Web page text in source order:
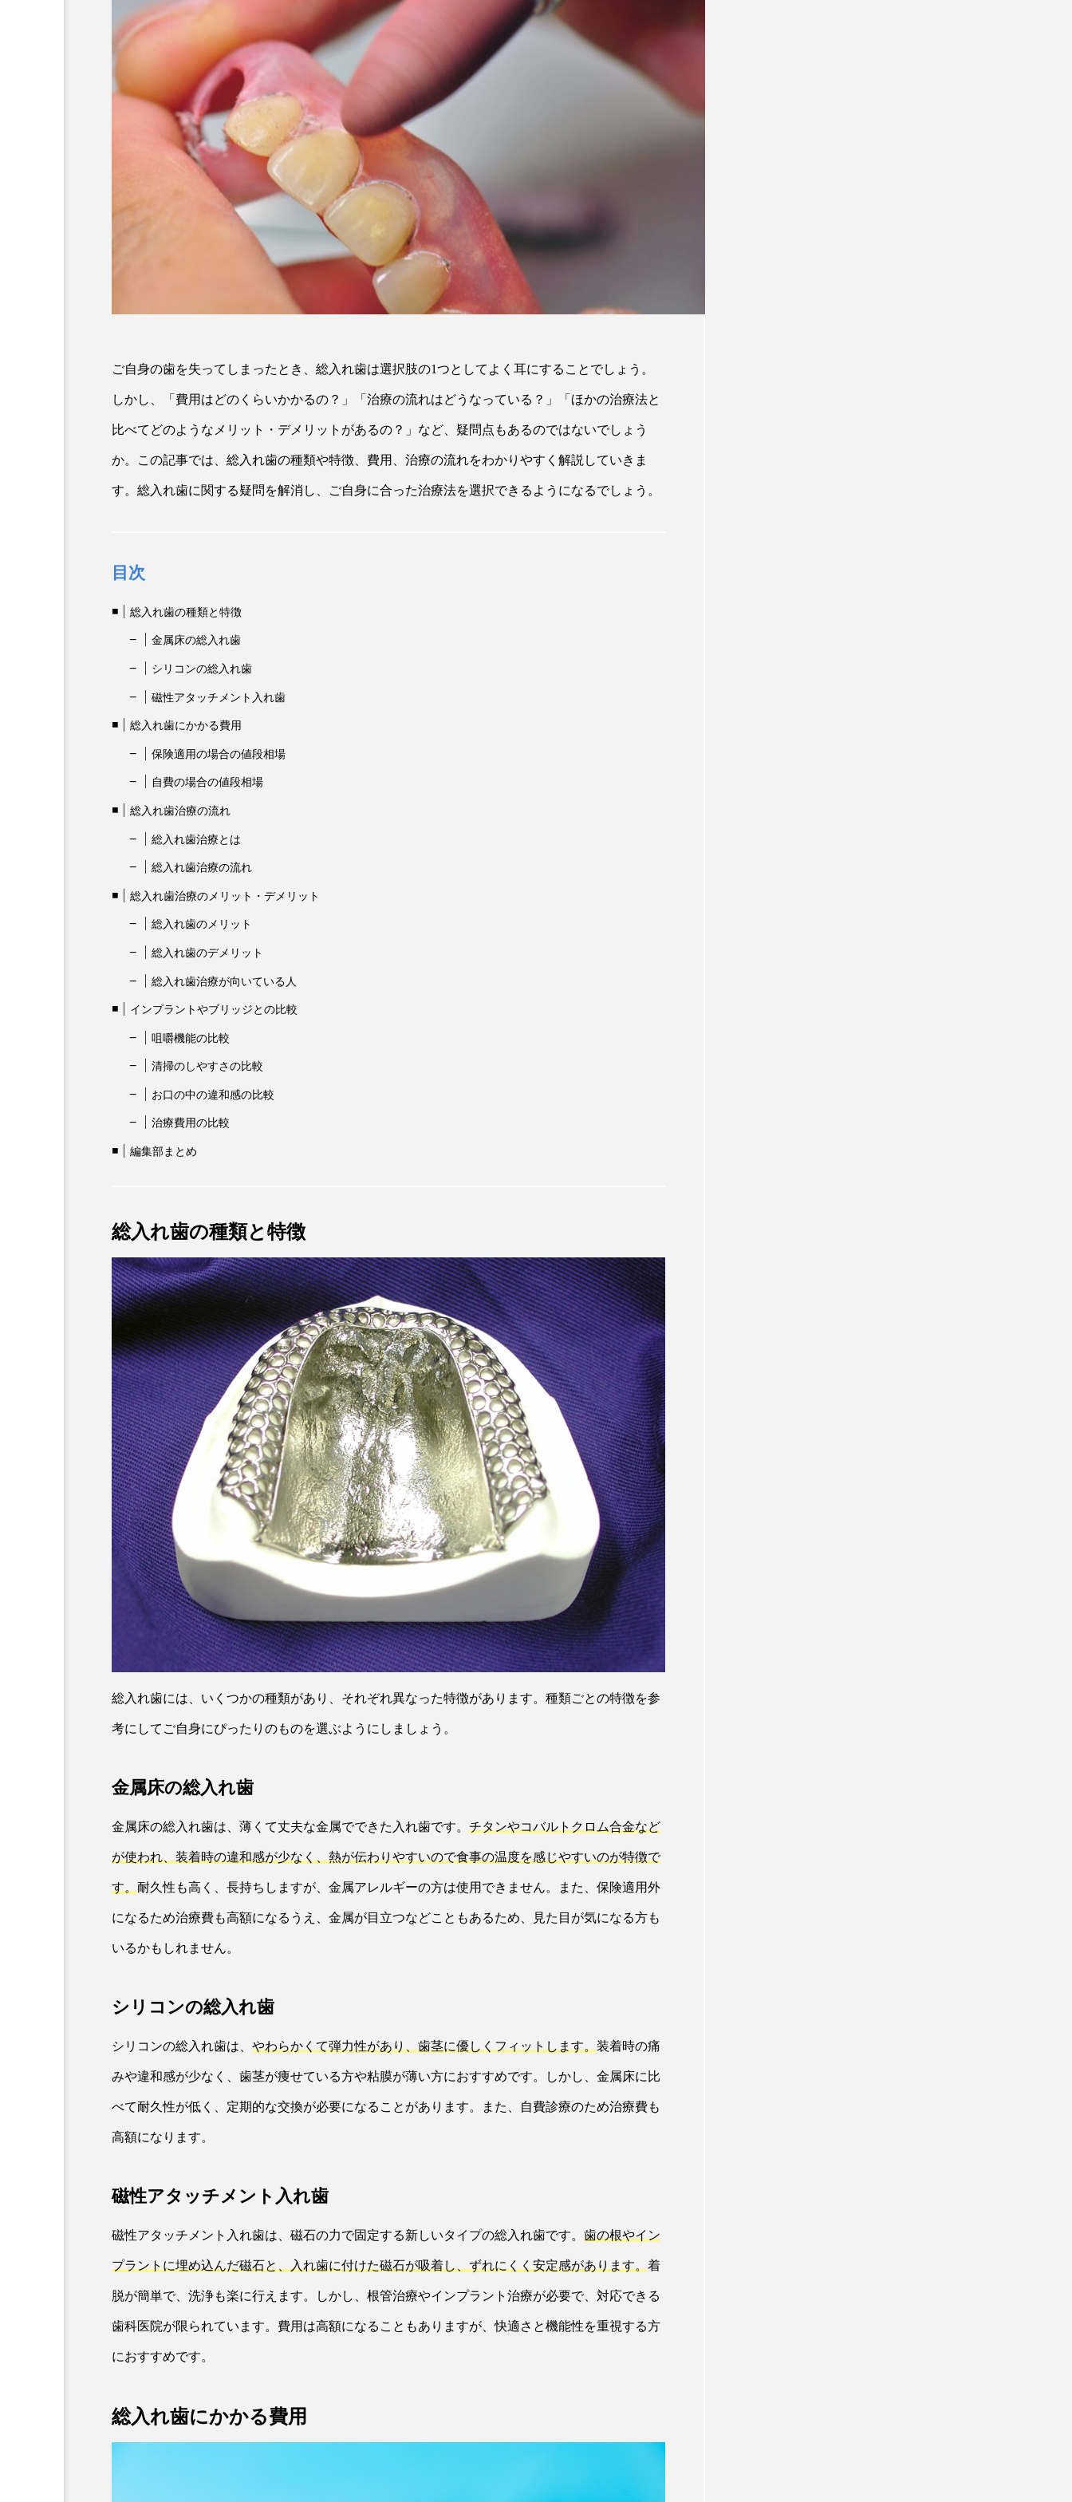
セラミックの歯の磨き方は普通
の歯と同じで大丈夫？正しい磨
き方や注意点、長持ちさせるポ
イントを解説
2025.12.21
注目のトピック
セラミック
ご自身の歯を失ってしまったとき、総入れ歯は選択肢の1つとしてよく耳にすることでしょう。
しかし、「費用はどのくらいかかるの？」「治療の流れはどうなっている？」「ほかの治療法と
比べてどのようなメリット・デメリットがあるの？」など、疑問点もあるのではないでしょう
か。この記事では、総入れ歯の種類や特徴、費用、治療の流れをわかりやすく解説していきま
す。総入れ歯に関する疑問を解消し、ご自身に合った治療法を選択できるようになるでしょう。
目次
総入れ歯の種類と特徴
金属床の総入れ歯
シリコンの総入れ歯
磁性アタッチメント入れ歯
総入れ歯にかかる費用
保険適用の場合の値段相場
自費の場合の値段相場
総入れ歯治療の流れ
総入れ歯治療とは
総入れ歯治療の流れ
総入れ歯治療のメリット・デメリット
総入れ歯のメリット
総入れ歯のデメリット
総入れ歯治療が向いている人
インプラントやブリッジとの比較
咀嚼機能の比較
清掃のしやすさの比較
お口の中の違和感の比較
治療費用の比較
編集部まとめ
総入れ歯の種類と特徴
総入れ歯には、いくつかの種類があり、それぞれ異なった特徴があります。種類ごとの特徴を参
考にしてご自身にぴったりのものを選ぶようにしましょう。
金属床の総入れ歯
金属床の総入れ歯は、薄くて丈夫な金属でできた入れ歯です。 チタンやコバルトクロム合金など
が使われ、装着時の違和感が少なく、熱が伝わりやすいので食事の温度を感じやすいのが特徴で
す。 耐久性も高く、長持ちしますが、金属アレルギーの方は使用できません。また、保険適用外
になるため治療費も高額になるうえ、金属が目立つなどこともあるため、見た目が気になる方も
いるかもしれません。
シリコンの総入れ歯
シリコンの総入れ歯は、 やわらかくて弾力性があり、歯茎に優しくフィットします。 装着時の痛
みや違和感が少なく、歯茎が痩せている方や粘膜が薄い方におすすめです。しかし、金属床に比
べて耐久性が低く、定期的な交換が必要になることがあります。また、自費診療のため治療費も
高額になります。
磁性アタッチメント入れ歯
磁性アタッチメント入れ歯は、磁石の力で固定する新しいタイプの総入れ歯です。 歯の根やイン
プラントに埋め込んだ磁石と、入れ歯に付けた磁石が吸着し、ずれにくく安定感があります。 着
脱が簡単で、洗浄も楽に行えます。しかし、根管治療やインプラント治療が必要で、対応できる
歯科医院が限られています。費用は高額になることもありますが、快適さと機能性を重視する方
におすすめです。
総入れ歯にかかる費用